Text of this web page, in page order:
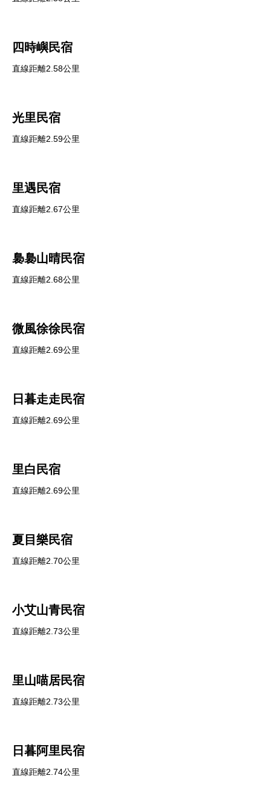
四時嶼民宿
直線距離2.58公里
光里民宿
直線距離2.59公里
里遇民宿
直線距離2.67公里
裊裊山晴民宿
直線距離2.68公里
微風徐徐民宿
直線距離2.69公里
日暮走走民宿
直線距離2.69公里
里白民宿
直線距離2.69公里
夏目樂民宿
直線距離2.70公里
小艾山青民宿
直線距離2.73公里
里山喵居民宿
直線距離2.73公里
日暮阿里民宿
直線距離2.74公里